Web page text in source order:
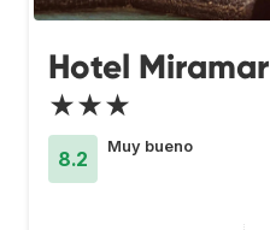
Hotel Miramar
★★★
8.2
Muy bueno